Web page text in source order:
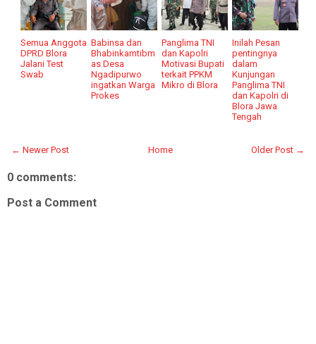
Semua Anggota
DPRD Blora
Jalani Test
Swab
Babinsa dan
Bhabinkamtibm
as Desa
Ngadipurwo
ingatkan Warga
Prokes
Panglima TNI
dan Kapolri
Motivasi Bupati
terkait PPKM
Mikro di Blora
Inilah Pesan
pentingnya
dalam
Kunjungan
Panglima TNI
dan Kapolri di
Blora Jawa
Tengah
← Newer Post Older Post →
Home
0 comments:
Post a Comment